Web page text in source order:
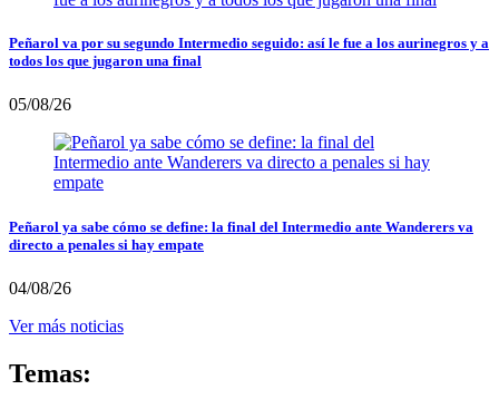
Peñarol va por su segundo Intermedio seguido: así le fue a los aurinegros y a
todos los que jugaron una final
05/08/26
Peñarol ya sabe cómo se define: la final del Intermedio ante Wanderers va
directo a penales si hay empate
04/08/26
Ver más noticias
Temas: